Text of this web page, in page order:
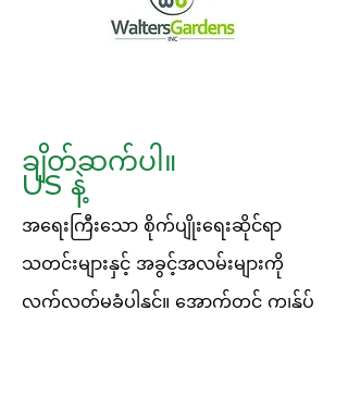
ချိတ်ဆက်ပါ။
US နဲ့
အရေးကြီးသော စိုက်ပျိုးရေးဆိုင်ရာ
သတင်းများနှင့် အခွင့်အလမ်းများကို
လက်လွတ်မခံပါနှင့်။ အောက်တွင် ကျွန်ုပ်